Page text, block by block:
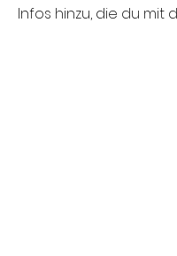
Infos hinzu, die du mit